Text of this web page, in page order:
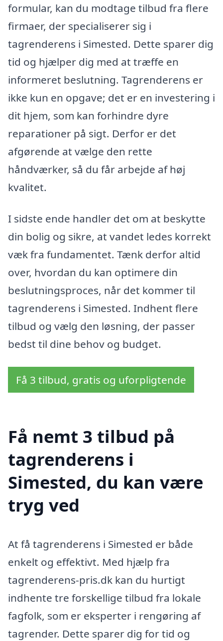
formular, kan du modtage tilbud fra flere
firmaer, der specialiserer sig i
tagrenderens i Simested. Dette sparer dig
tid og hjælper dig med at træffe en
informeret beslutning. Tagrenderens er
ikke kun en opgave; det er en investering i
dit hjem, som kan forhindre dyre
reparationer på sigt. Derfor er det
afgørende at vælge den rette
håndværker, så du får arbejde af høj
kvalitet.
I sidste ende handler det om at beskytte
din bolig og sikre, at vandet ledes korrekt
væk fra fundamentet. Tænk derfor altid
over, hvordan du kan optimere din
beslutningsproces, når det kommer til
tagrenderens i Simested. Indhent flere
tilbud og vælg den løsning, der passer
bedst til dine behov og budget.
Få 3 tilbud, gratis og uforpligtende
Få nemt 3 tilbud på
tagrenderens i
Simested, du kan være
tryg ved
At få tagrenderens i Simested er både
enkelt og effektivt. Med hjælp fra
tagrenderens-pris.dk kan du hurtigt
indhente tre forskellige tilbud fra lokale
fagfolk, som er eksperter i rengøring af
tagrender. Dette sparer dig for tid og